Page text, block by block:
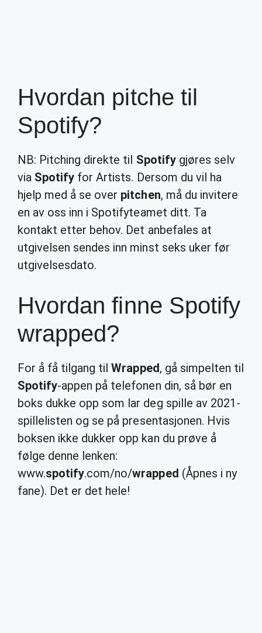
Hvordan pitche til
Spotify?
NB: Pitching direkte til Spotifygjøres selv
via Spotify for Artists. Dersom du vil ha
hjelp med å se over pitchen, må du invitere
en av oss inn i Spotifyteamet ditt. Ta
kontakt etter behov. Det anbefales at
utgivelsen sendes inn minst seks uker før
utgivelsesdato.
Hvordan finne Spotify
wrapped?
For å få tilgang tilWrapped, gå simpelten til
Spotify-appen på telefonen din, så bør en
boks dukke opp som lar deg spille av 2021-
spillelisten og se på presentasjonen. Hvis
boksen ikke dukker opp kan du prøve å
følge denne lenken:
www.spotify.com/no/wrapped (Åpnes i ny
fane). Det er det hele!